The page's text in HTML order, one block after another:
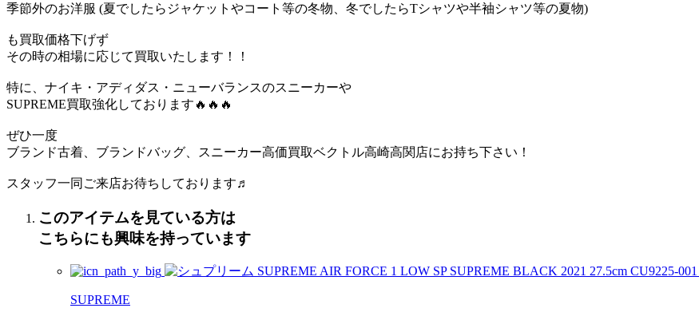
季節外のお洋服 (夏でしたらジャケットやコート等の冬物、冬でしたらTシャツや半袖シャツ等の夏物)
も買取価格下げず
その時の相場に応じて買取いたします！！
特に、ナイキ・アディダス・ニューバランスのスニーカーや
SUPREME買取強化しております🔥🔥🔥
ぜひ一度
ブランド古着、ブランドバッグ、スニーカー高価買取ベクトル高崎高関店にお持ち下さい！
スタッフ一同ご来店お待ちしております♬
このアイテムを見ている方は
こちらにも興味を持っています
SUPREME